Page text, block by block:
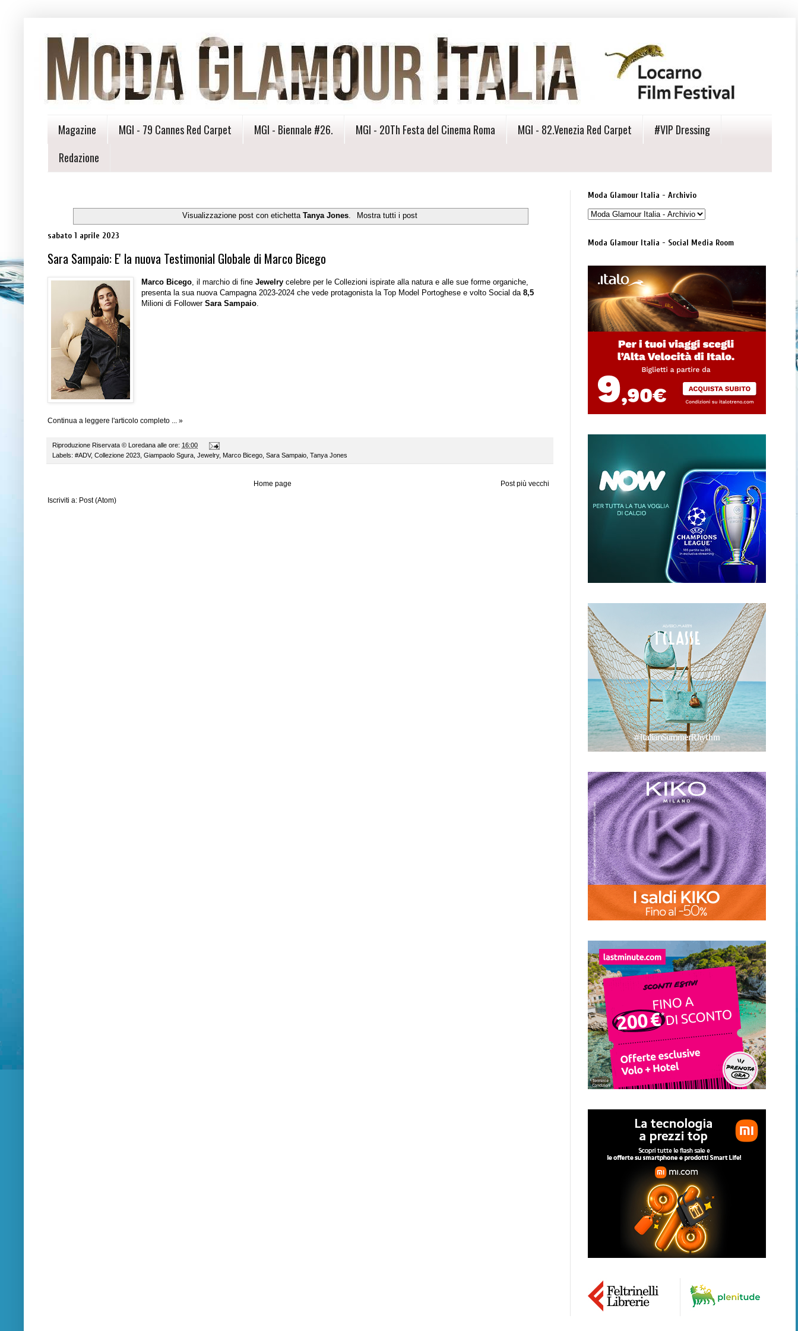
Magazine MGI - 79 Cannes Red Carpet MGI - Biennale #26. MGI - 20Th Festa del Cinema Roma MGI - 82.Venezia Red Carpet
#VIP Dressing
Redazione
Visualizzazione post con etichettaTanya Jones. Mostra tutti i post
sabato 1 aprile 2023
Sara Sampaio: E' la nuova Testimonial Globale di Marco Bicego
Marco Bicego, il marchio di fine Jewelry celebre per le Collezioni ispirate alla natura e alle sue forme organiche,
presenta la sua nuova Campagna 2023-2024 che vede protagonista la Top Model Portoghese e volto Social da 8,5
Milioni di Follower Sara Sampaio.
Continua a leggere l'articolo completo ... »
Riproduzione Riservata © Loredana alle ore: 16:00
Labels: #ADV, Collezione 2023 Giampaolo Sgura Jewelry, Marco Bicego Sara Sampaio Tanya Jones
Post più vecchi
Home page
Iscriviti a: Post (Atom)
Moda Glamour Italia - Archivio
Moda Glamour Italia - Social Media Room